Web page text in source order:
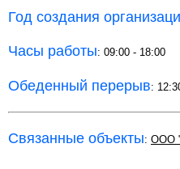
Год создания
Часы работы: 09:00 - 18:00
Обеденный перерыв:
Связанные объекты: ООО